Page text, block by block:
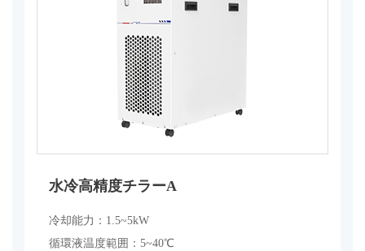
水冷高精度チラーA
冷却能力：1.5~5kW
循環液温度範囲：5~40℃